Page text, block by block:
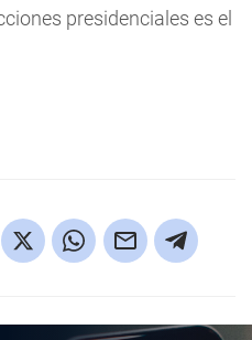
presidenciales es el